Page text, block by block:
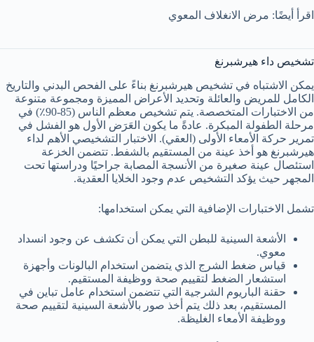
اقرأ أيضًا: مرض الانغلاف المعوي
تشخيص داء هيرشبرنغ
يمكن الاشتباه في تشخيص هيرشبرنغ بناءً على الفحص البدني والتاريخ
الكامل للمريض والعائلة وتحديد الأعراض المميزة ومجموعة متنوعة
من الاختبارات المتخصصة. يتم تشخيص معظم الناس (85-90٪) في
مرحلة الطفولة المبكرة. عادةً ما يكون العَرَض الأول هو الفشل في
تمرير حركة الأمعاء الأولى (العقي). الاختبار التشخيصي الأهم لداء
هيرشبرنغ هو أخذ عينة من المستقيم بالشفط. تتضمن الخزعة
استئصال عينة صغيرة من الأنسجة المصابة جراحيًا ودراستها تحت
المجهر حيث يؤكد التشخيص عدم وجود الخلايا العقدية.
تشمل الاختبارات الإضافية التي يمكن استخدامها:
الأشعة السينية للبطن التي يمكن أن تكشف عن وجود انسداد
معوي.
قياس ضغط الشرج الذي يتضمن استخدام البالونات وأجهزة
استشعار الضغط لتقييم صحة ووظيفة المستقيم.
حقنة الباريوم الشرجية التي تتضمن استخدام عامل تباين في
المستقيم، بعد ذلك يتم أخذ صور بالأشعة السينية لتقييم صحة
ووظيفة الأمعاء الغليظة.